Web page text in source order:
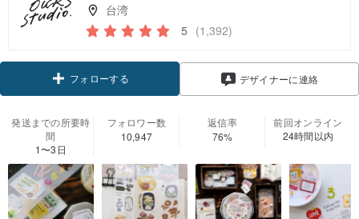
台湾
5 (1,392)
フォローする デザイナーに連絡
発送までの所要時
間
1〜3日
フォロワー数
10,947
返信率
76%
前回オンライン
24時間以内